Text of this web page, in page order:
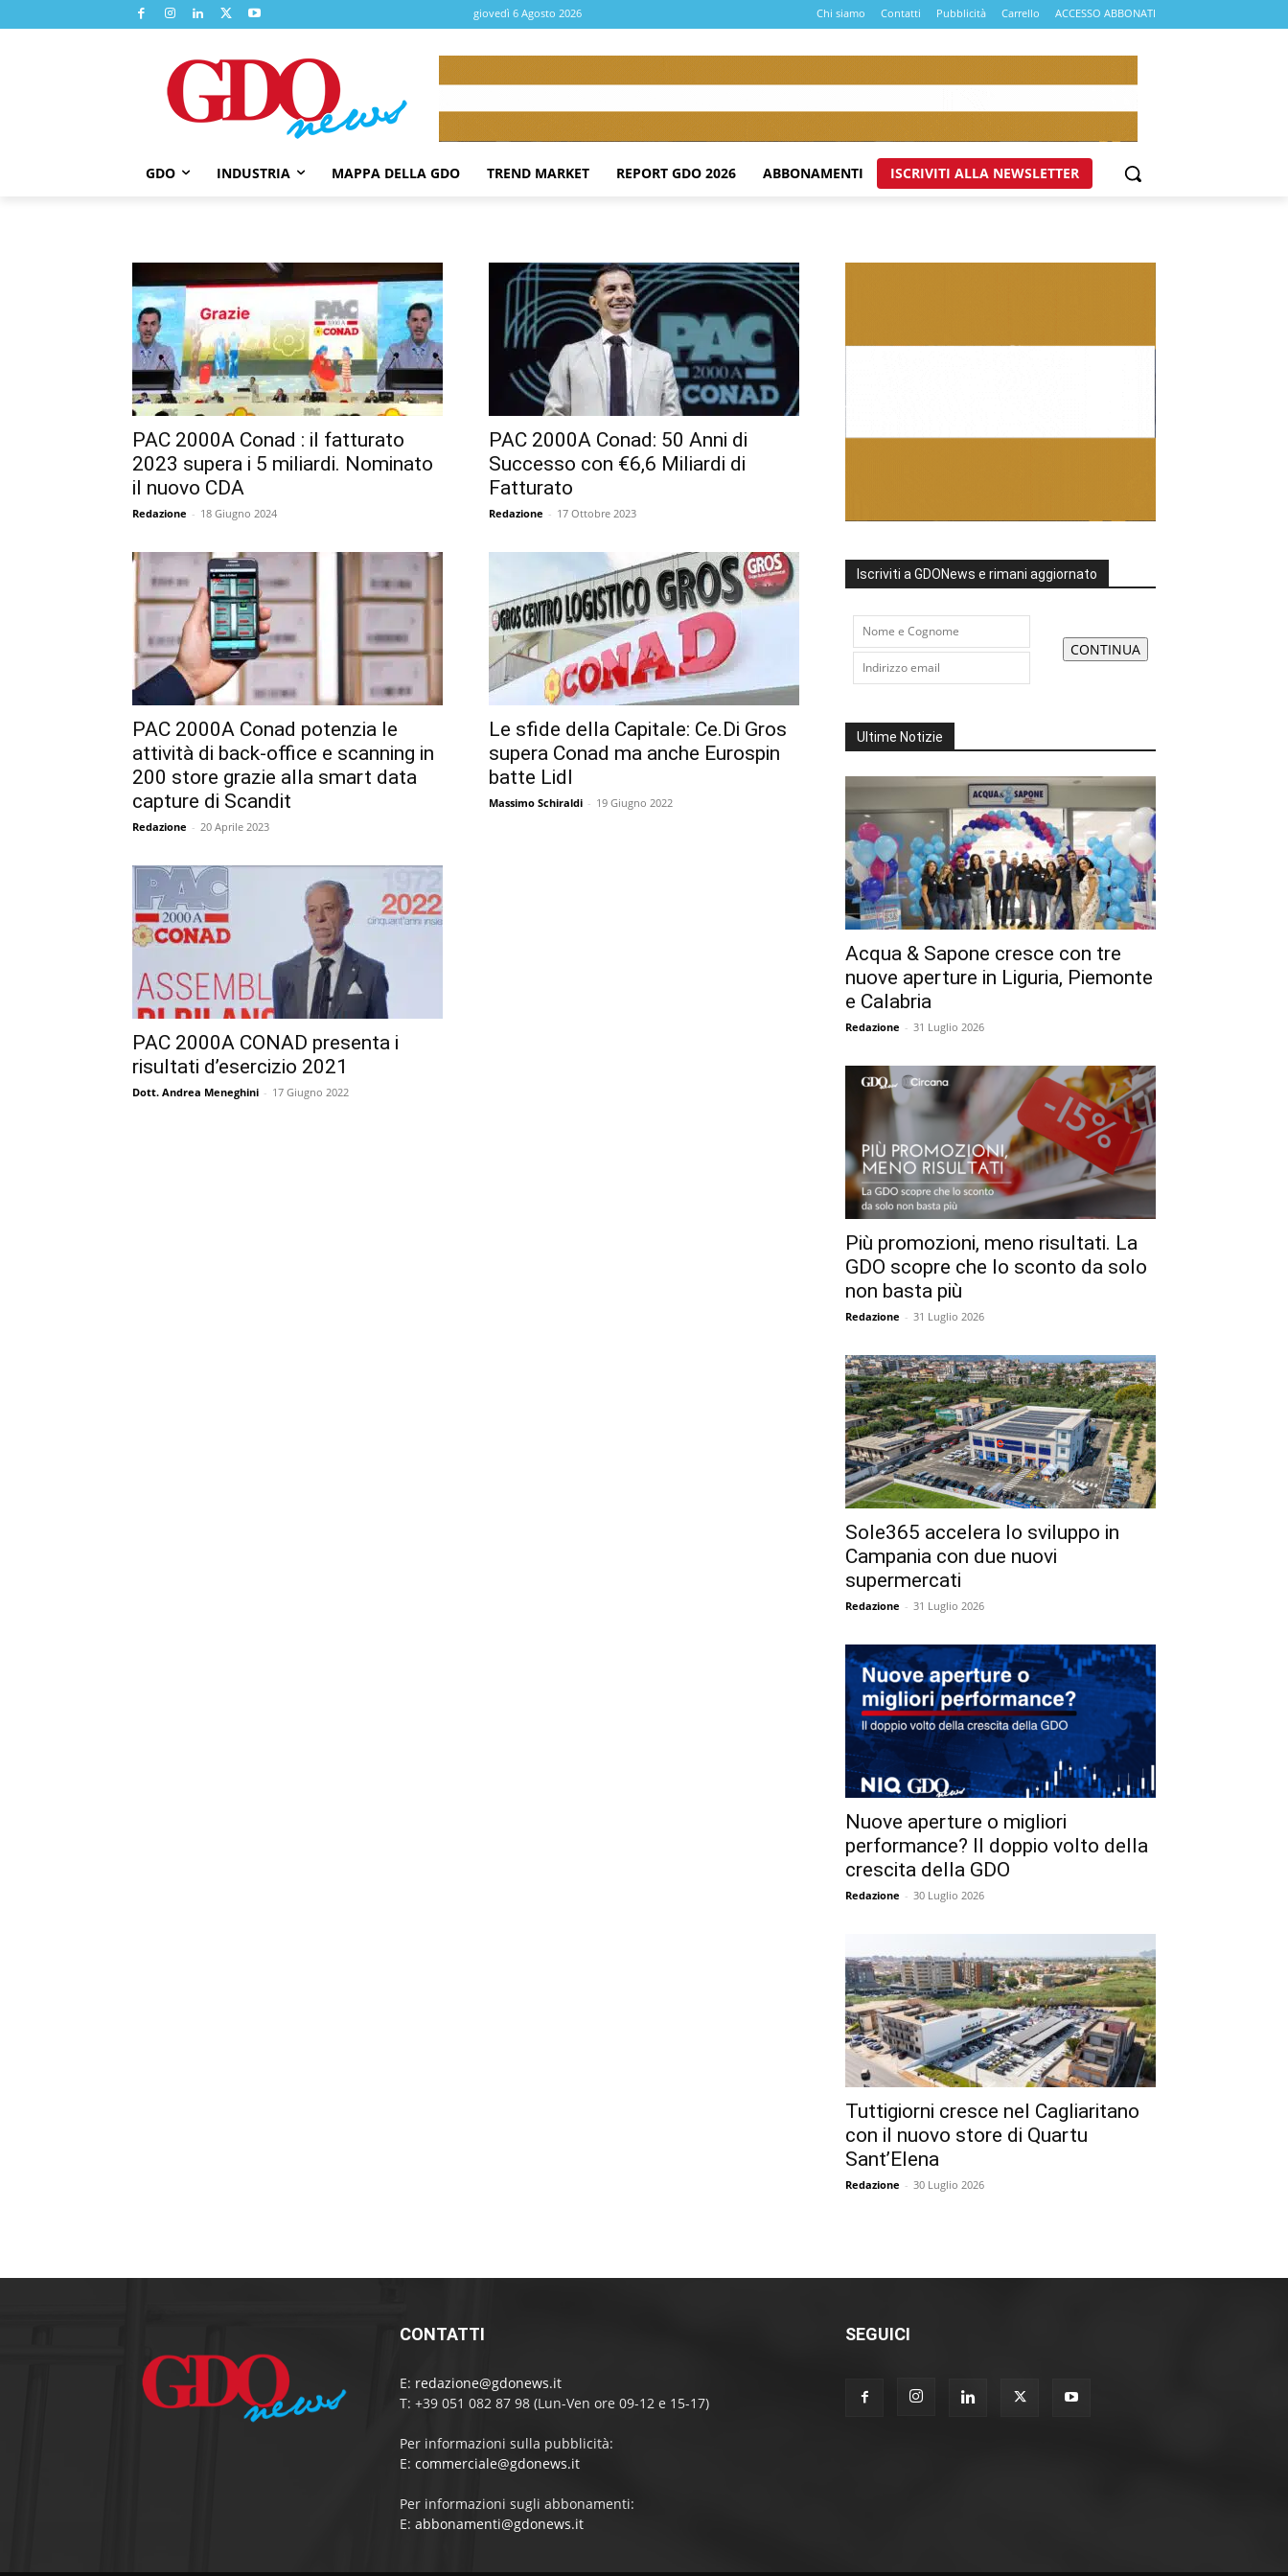
giovedì 6 Agosto 2026 Chi siamo Contatti Pubblicità Carrello ACCESSO ABBONATI
GDO INDUSTRIA MAPPA DELLA GDO TREND MARKET REPORT GDO 2026 ABBONAMENTI ISCRIVITI ALLA NEWSLETTER
PAC 2000A Conad : il fatturato
2023 supera i 5 miliardi. Nominato
il nuovo CDA
Redazione - 18 Giugno 2024
PAC 2000A Conad: 50 Anni di
Successo con €6,6 Miliardi di
Fatturato
Redazione - 17 Ottobre 2023
PAC 2000A Conad potenzia le
attività di back-office e scanning in
200 store grazie alla smart data
capture di Scandit
Redazione - 20 Aprile 2023
Le sfide della Capitale: Ce.Di Gros
supera Conad ma anche Eurospin
batte Lidl
Massimo Schiraldi - 19 Giugno 2022
PAC 2000A CONAD presenta i
risultati d’esercizio 2021
Dott. Andrea Meneghini - 17 Giugno 2022
Iscriviti a GDONews e rimani aggiornato
Ultime Notizie
Acqua & Sapone cresce con tre
nuove aperture in Liguria, Piemonte
e Calabria
Redazione - 31 Luglio 2026
Più promozioni, meno risultati. La
GDO scopre che lo sconto da solo
non basta più
Redazione - 31 Luglio 2026
Sole365 accelera lo sviluppo in
Campania con due nuovi
supermercati
Redazione - 31 Luglio 2026
Nuove aperture o migliori
performance? Il doppio volto della
crescita della GDO
Redazione - 30 Luglio 2026
Tuttigiorni cresce nel Cagliaritano
con il nuovo store di Quartu
Sant’Elena
Redazione - 30 Luglio 2026
CONTATTI
E: redazione@gdonews.it
T: +39 051 082 87 98 (Lun-Ven ore 09-12 e 15-17)
Per informazioni sulla pubblicità:
E: commerciale@gdonews.it
Per informazioni sugli abbonamenti:
E: abbonamenti@gdonews.it
SEGUICI